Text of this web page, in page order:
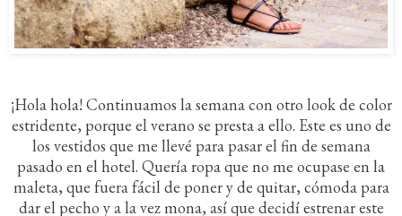
¡Hola hola! Continuamos la semana con otro look de color
estridente, porque el verano se presta a ello. Este es uno de
los vestidos que me llevé para pasar el fin de semana
pasado en el hotel. Quería ropa que no me ocupase en la
maleta, que fuera fácil de poner y de quitar, cómoda para
dar el pecho y a la vez mona, así que decidí estrenar este